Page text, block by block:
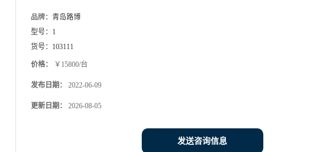
品牌： 青岛路博
型号： 1
货号： 103111
价格： ￥15800/台
发布日期： 2022-06-09
更新日期： 2026-08-05
发送咨询信息